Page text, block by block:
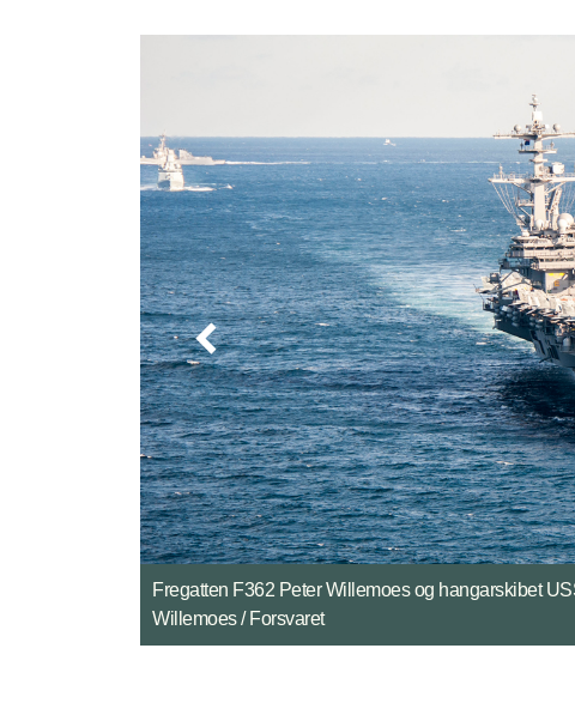
Surringsgasterne på Peter Willemoes modtager
Forsvaret